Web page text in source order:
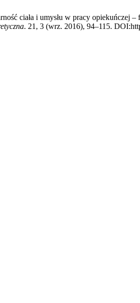
ciała i umysłu w pracy opiekuńczej
. 21, 3 (wrz. 2016), 94–115.